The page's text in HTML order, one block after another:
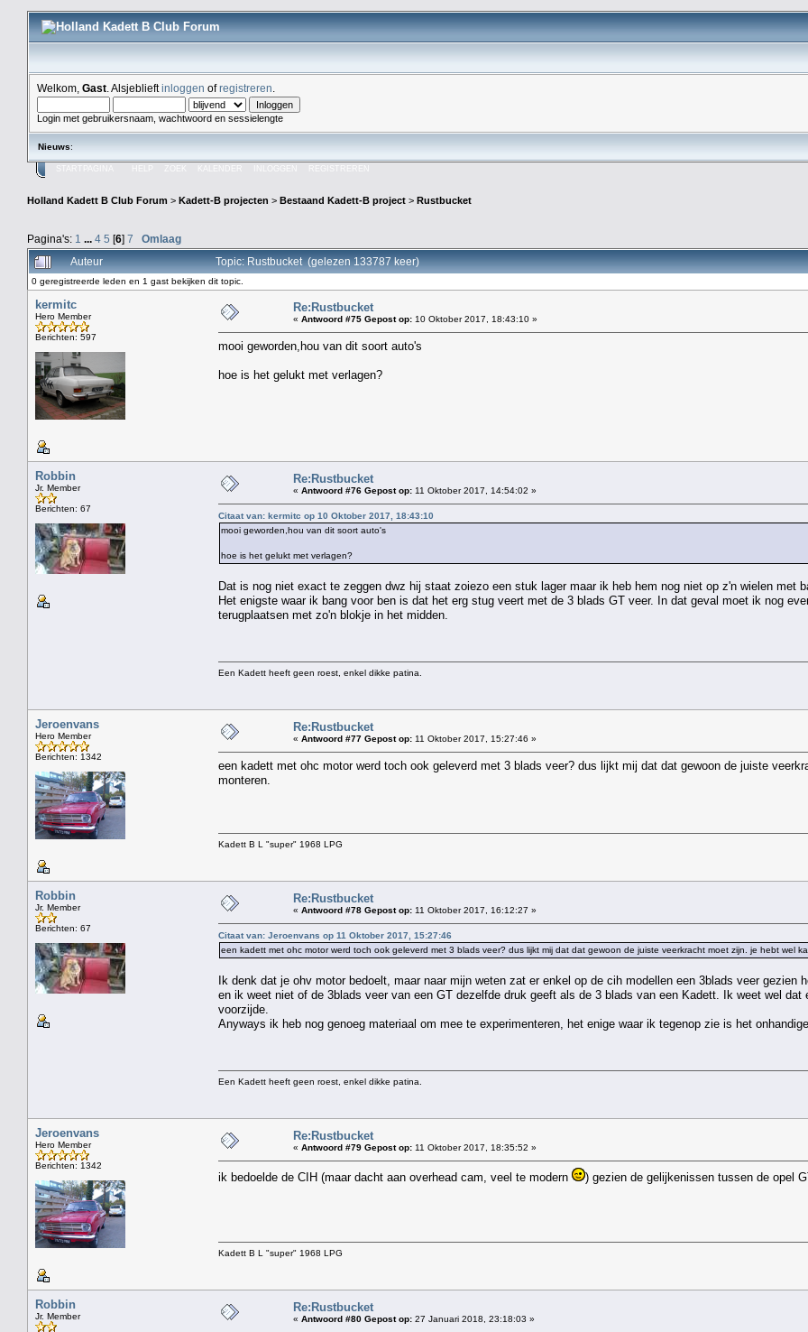
Welkom, Gast . Alsjeblieftinloggen ofregistreren
Login met gebruikersnaam, wachtwoord en sessielengte
Nieuws:
ZOEK
Holland Kadett B Club Forum > Kadett-B projecten > Bestaand Kadett-B project > Rustbucket
Pagina's: 1 ... 4 5 [6] 7 Omlaag
Auteur Topic: Rustbucket (gelezen 133787 keer)
0 geregistreerde leden en 1 gast bekijken dit topic.
kermitc
Hero Member
Berichten: 597
Re:Rustbucket
« Antwoord #75 Gepost op: 10 Oktober 2017, 18:43:10 »
mooi geworden,hou van dit soort auto's
hoe is het gelukt met verlagen?
Robbin
Jr. Member
Berichten: 67
Re:Rustbucket
« Antwoord #76 Gepost op: 11 Oktober 2017, 14:54:02 »
Citaat van: kermitc op 10 Oktober 2017, 18:43:10
mooi geworden,hou van dit soort auto's
hoe is het gelukt met verlagen?
Dat is nog niet exact te zeggen dwz hij staat zoiezo een stuk lager maar ik heb hem nog niet op z'n wielen met
Het enigste waar ik bang voor ben is dat het erg stug veert met de 3 blads GT veer. In dat geval moet ik nog
terugplaatsen met zo'n blokje in het midden.
Een Kadett heeft geen roest, enkel dikke patina.
Jeroenvans
Hero Member
Berichten: 1342
Re:Rustbucket
« Antwoord #77 Gepost op: 11 Oktober 2017, 15:27:46 »
een kadett met ohc motor werd toch ook geleverd met 3 blads veer? dus lijkt mij dat dat gewoon de juiste
monteren.
Kadett B L "super" 1968 LPG
Robbin
Jr. Member
Berichten: 67
Re:Rustbucket
« Antwoord #78 Gepost op: 11 Oktober 2017, 16:12:27 »
Citaat van: Jeroenvans op 11 Oktober 2017, 15:27:46
een kadett met ohc motor werd toch ook geleverd met 3 blads veer? dus lijkt mij dat dat gewoon de juiste veerkracht moet zijn. je hebt wel
Ik denk dat je ohv motor bedoelt, maar naar mijn weten zat er enkel op de cih modellen een 3blads veer gezien
en ik weet niet of de 3blads veer van een GT dezelfde druk geeft als de 3 blads van een Kadett. Ik weet wel
voorzijde.
Anyways ik heb nog genoeg materiaal om mee te experimenteren, het enige waar ik tegenop zie is het
Een Kadett heeft geen roest, enkel dikke patina.
Jeroenvans
Hero Member
Berichten: 1342
Re:Rustbucket
« Antwoord #79 Gepost op: 11 Oktober 2017, 18:35:52 »
ik bedoelde de CIH (maar dacht aan overhead cam, veel te modern ) gezien de gelijkenissen tussen de opel
Kadett B L "super" 1968 LPG
Robbin
Jr. Member
Re:Rustbucket
« Antwoord #80 Gepost op: 27 Januari 2018, 23:18:03 »